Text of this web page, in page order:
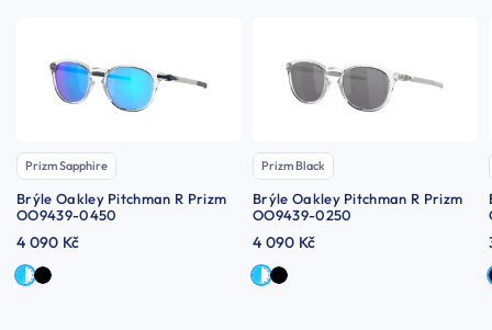
Prizm Sapphire
Brýle Oakley Pitchman R Prizm
OO9439-0450
4 090 Kč
Prizm Black
Brýle Oakley Pitchman R Prizm
OO9439-0250
4 090 Kč